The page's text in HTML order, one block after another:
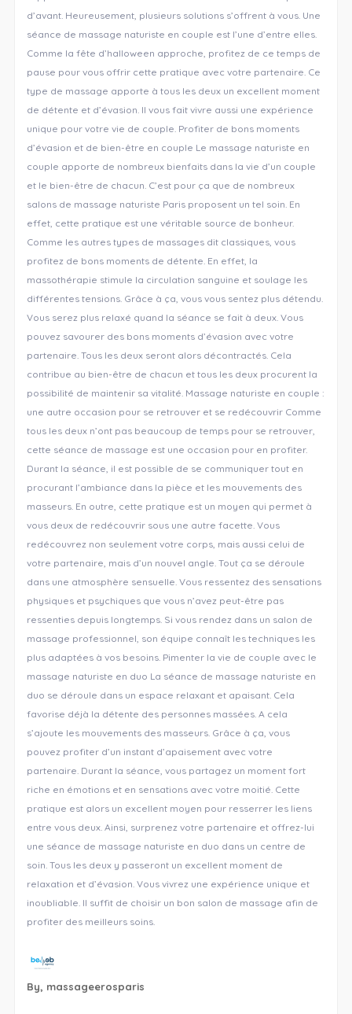
d’avant. Heureusement, plusieurs solutions s’offrent à vous. Une
séance de massage naturiste en couple est l’une d’entre elles.
Comme la fête d’halloween approche, profitez de ce temps de
pause pour vous offrir cette pratique avec votre partenaire. Ce
type de massage apporte à tous les deux un excellent moment
de détente et d’évasion. Il vous fait vivre aussi une expérience
unique pour votre vie de couple. Profiter de bons moments
d’évasion et de bien-être en couple Le massage naturiste en
couple apporte de nombreux bienfaits dans la vie d’un couple
et le bien-être de chacun. C’est pour ça que de nombreux
salons de massage naturiste Paris proposent un tel soin. En
effet, cette pratique est une véritable source de bonheur.
Comme les autres types de massages dit classiques, vous
profitez de bons moments de détente. En effet, la
massothérapie stimule la circulation sanguine et soulage les
différentes tensions. Grâce à ça, vous vous sentez plus détendu.
Vous serez plus relaxé quand la séance se fait à deux. Vous
pouvez savourer des bons moments d’évasion avec votre
partenaire. Tous les deux seront alors décontractés. Cela
contribue au bien-être de chacun et tous les deux procurent la
possibilité de maintenir sa vitalité. Massage naturiste en couple :
une autre occasion pour se retrouver et se redécouvrir Comme
tous les deux n’ont pas beaucoup de temps pour se retrouver,
cette séance de massage est une occasion pour en profiter.
Durant la séance, il est possible de se communiquer tout en
procurant l’ambiance dans la pièce et les mouvements des
masseurs. En outre, cette pratique est un moyen qui permet à
vous deux de redécouvrir sous une autre facette. Vous
redécouvrez non seulement votre corps, mais aussi celui de
votre partenaire, mais d’un nouvel angle. Tout ça se déroule
dans une atmosphère sensuelle. Vous ressentez des sensations
physiques et psychiques que vous n’avez peut-être pas
ressenties depuis longtemps. Si vous rendez dans un salon de
massage professionnel, son équipe connaît les techniques les
plus adaptées à vos besoins. Pimenter la vie de couple avec le
massage naturiste en duo La séance de massage naturiste en
duo se déroule dans un espace relaxant et apaisant. Cela
favorise déjà la détente des personnes massées. A cela
s’ajoute les mouvements des masseurs. Grâce à ça, vous
pouvez profiter d’un instant d’apaisement avec votre
partenaire. Durant la séance, vous partagez un moment fort
riche en émotions et en sensations avec votre moitié. Cette
pratique est alors un excellent moyen pour resserrer les liens
entre vous deux. Ainsi, surprenez votre partenaire et offrez-lui
une séance de massage naturiste en duo dans un centre de
soin. Tous les deux y passeront un excellent moment de
relaxation et d’évasion. Vous vivrez une expérience unique et
inoubliable. Il suffit de choisir un bon salon de massage afin de
profiter des meilleurs soins.
By, massageerosparis